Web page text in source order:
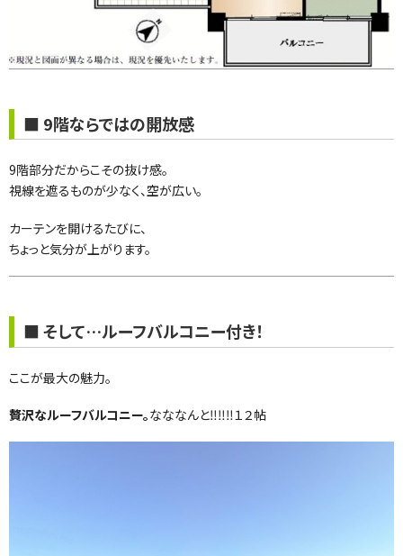
■ 9階ならではの開放感
9階部分だからこその抜け感。
視線を遮るものが少なく、空が広い。
カーテンを開けるたびに、
ちょっと気分が上がります。
■ そして…ルーフバルコニー付き！
ここが最大の魅力。
贅沢なルーフバルコニー。なななんと‼‼‼１２帖